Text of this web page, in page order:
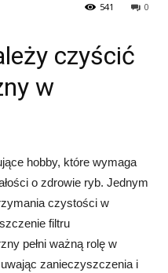
0
541
czyścić
w
hobby, które wymaga
o zdrowie ryb. Jednym
czystości w
filtru
pełni ważną rolę w
zanieczyszczenia i